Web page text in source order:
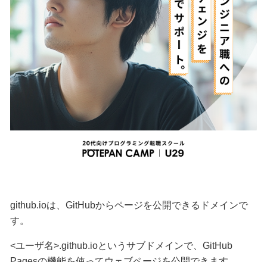
github.ioは、GitHubからページを公開できるドメインで
す。
<ユーザ名>.github.ioというサブドメインで、GitHub